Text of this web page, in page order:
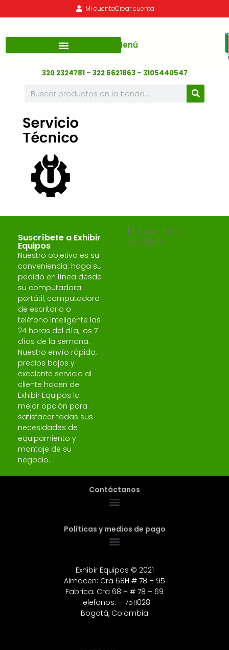
Mi cuentaCrear cuenta
Menú
320 2324781– 322 6621863 – 3105440547
Suscríbete a Exhibir
Equipos
Nuestro objetivo es su
conveniencia: haga su
pedido en línea desde
su computadora
portátil, computadora
de escritorio o
teléfono inteligente las
24 horas del día, los 7
días de la semana.
Nuestro envío rápido,
precios bajos y
excelente servicio al
cliente hacen de
Exhibir Equipos la
mejor opción para
satisfacer todas sus
necesidades de
equipamiento y
montaje de su
negocio.
[mc4wp_form
id=»2383″]
Contáctanos
Políticas y medios de pago
Exhibir Equipos © 2021
Almacen: Cra 68H # 78 – 95
Fabrica: Cra 68 H # 78 – 69
Telefonos: – 7511028
Bogotá, Colombia